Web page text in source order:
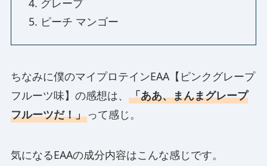
グレープ
ピーチ マンゴー
ちなみに僕のマイプロテインEAA【ピンクグレープ
フルーツ味】の感想は、 「ああ、まんまグレープ
フルーツだ！」って感じ。
気になるEAAの成分内容はこんな感じです。